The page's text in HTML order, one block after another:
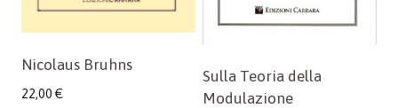
Nicolaus Bruhns
22,00 €
Sulla Teoria della
Modulazione